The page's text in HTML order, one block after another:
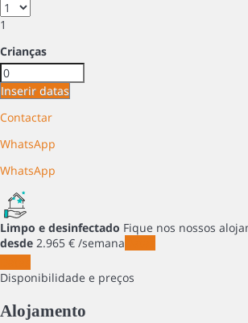
1
Crianças
Inserir datas
Contactar
WhatsApp
WhatsApp
Limpo e desinfectado Fique nos nossos
desde 2.965 € /semana
Disponibilidade e preços
Alojamento